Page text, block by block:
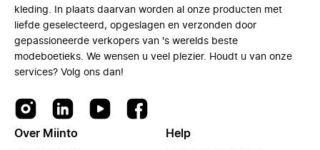
kleding. In plaats daarvan worden al onze producten met
liefde geselecteerd, opgeslagen en verzonden door
gepassioneerde verkopers van 's werelds beste
modeboetieks. We wensen u veel plezier. Houdt u van onze
services? Volg ons dan!
Over Miinto Help